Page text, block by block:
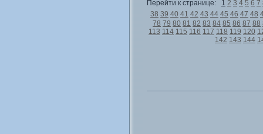
Перейти к странице: 1 2 3 4 5 6 7
38 39 40 41 42 43 44 45 46 47 48
78 79 80 81 82 83 84 85 86 87 88
113 114 115 116 117 118 119 120
142 143 144